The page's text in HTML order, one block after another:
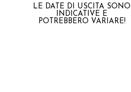
LE DATE DI USCITA SONO
INDICATIVE E
POTREBBERO VARIARE!